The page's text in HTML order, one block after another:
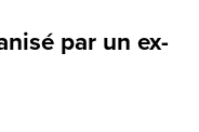
par un ex-